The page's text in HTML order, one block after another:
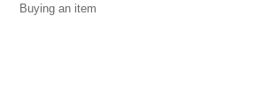
Buying an item